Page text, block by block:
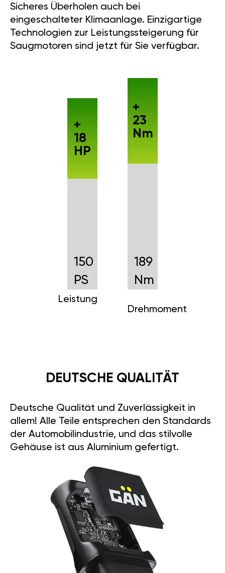
Sicheres Überholen auch bei
eingeschalteter Klimaanlage. Einzigartige
Technologien zur Leistungssteigerung für
Saugmotoren sind jetzt für Sie verfügbar.
150
PS
Leistung
+
18
HP
189
Nm
Drehmoment
+
23
Nm
DEUTSCHE QUALITÄT
Deutsche Qualität und Zuverlässigkeit in
allem! Alle Teile entsprechen den Standards
der Automobilindustrie, und das stilvolle
Gehäuse ist aus Aluminium gefertigt.